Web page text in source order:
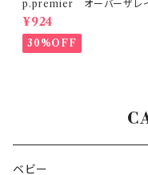
p.premier オーバーザレ
ボータンクTシャツ リンク
¥924
30%OFF
ベビー